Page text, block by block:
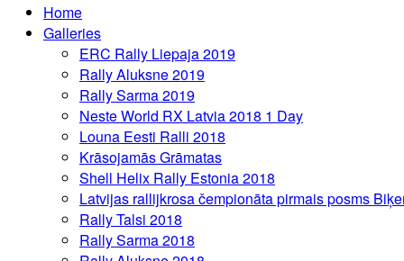
Home
Galleries
ERC Rally Liepaja 2019
Rally Aluksne 2019
Rally Sarma 2019
Neste World RX Latvia 2018 1 Day
Louna Eesti Ralli 2018
Krāsojamās Grāmatas
Shell Helix Rally Estonia 2018
Latvijas rallijkrosa čempionāta pirmais posms
Rally Talsi 2018
Rally Sarma 2018